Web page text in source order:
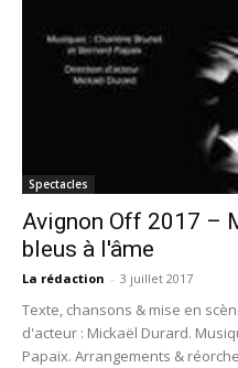
Spectacles
Avignon Off 2017 –
bleus à l'âme
La rédaction - 3 juillet 2017
Texte, chansons & mise en
d'acteur : Mickaël Durard.
Papaïx. Arrangements &